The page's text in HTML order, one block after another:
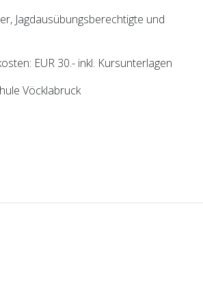
Jagdausübungsberechtigte und
EUR 30.- inkl. Kursunterlagen
Vöcklabruck